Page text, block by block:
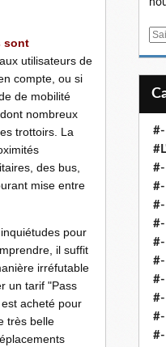
sont
utilisateurs de
compte, ou si
de mobilité
nombreux
trottoirs. La
des bus,
mise entre
pour
il suffit
irréfutable
un tarif "Pass
acheté pour
très belle
E
#-
#-
#-
#-
#-
#-
#-
#-
#-